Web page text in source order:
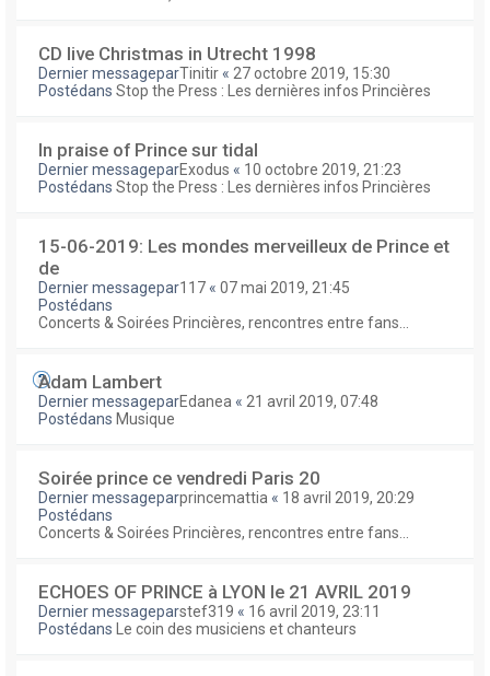
CD live Christmas in Utrecht 1998
Dernier messageparTinitir « 27 octobre 2019, 15:30
Postédans Stop the Press : Les dernières infos Princières
In praise of Prince sur tidal
Dernier messageparExodus « 10 octobre 2019, 21:23
Postédans Stop the Press : Les dernières infos Princières
15-06-2019: Les mondes merveilleux de Prince et
de
Dernier messagepar117 « 07 mai 2019, 21:45
Postédans
Concerts & Soirées Princières, rencontres entre fans...
Adam Lambert
Dernier messageparEdanea « 21 avril 2019, 07:48
Postédans Musique
Soirée prince ce vendredi Paris 20
Dernier messageparprincemattia « 18 avril 2019, 20:29
Postédans
Concerts & Soirées Princières, rencontres entre fans...
ECHOES OF PRINCE à LYON le 21 AVRIL 2019
Dernier messageparstef319 « 16 avril 2019, 23:11
Postédans
Le coin des musiciens et chanteurs